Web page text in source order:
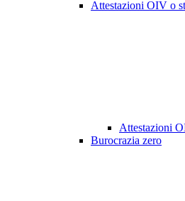
Attestazioni OIV o
Attestazioni
Burocrazia zero